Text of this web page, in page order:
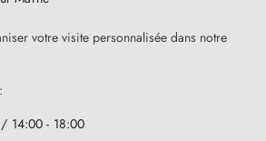
votre visite personnalisée dans notre
14:00 - 18:00